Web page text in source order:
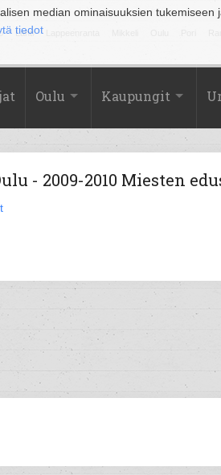
median ominaisuuksien
tiedot
Lahti
Oulu Kaupungit
- 2009-2010 Miesten